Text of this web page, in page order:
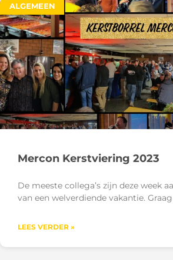
ALGEMEEN
Mercon Kerstviering 2023
De meeste collega’s zijn deze week
van een welverdiende vakantie.
LEES VERDER »